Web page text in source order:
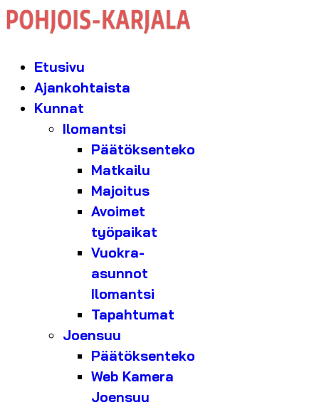
Etusivu
Ajankohtaista
Kunnat
Ilomantsi
Päätöksenteko
Matkailu
Majoitus
Avoimet
työpaikat
Vuokra-
asunnot
Ilomantsi
Tapahtumat
Joensuu
Päätöksenteko
Web Kamera
Joensuu